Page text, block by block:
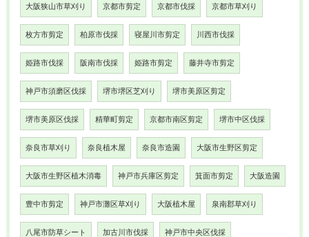
大阪狭山市草刈り 京都市剪定 京都市伐採 京都市草刈り
枚方市剪定 柏原市伐採 寝屋川市剪定 川西市伐採
姫路市伐採 阪南市伐採 姫路市剪定 藤井寺市剪定
神戸市須磨区伐採 堺市堺区芝刈り 堺市美原区剪定
堺市美原区伐採 精華町剪定 京都市南区剪定 堺市中区伐採
奈良市草刈り 奈良植木屋 奈良市造園 大阪市生野区剪定
大阪市生野区植木消毒 神戸市兵庫区剪定 箕面市剪定 大阪造園
豊中市剪定 神戸市灘区草刈り 大阪植木屋 泉南郡草刈り
八尾市防草シート 加古川市伐採 神戸市中央区伐採